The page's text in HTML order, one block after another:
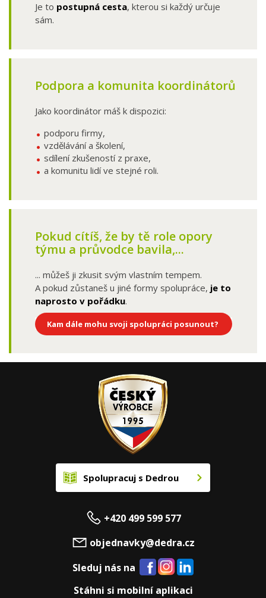
Je to postupná cesta, kterou si každý určuje
sám.
Podpora a komunita koordinátorů
Jako koordinátor máš k dispozici:
podporu firmy,
vzdělávání a školení,
sdílení zkušeností z praxe,
a komunitu lidí ve stejné roli.
Pokud cítíš, že by tě role opory
týmu a průvodce bavila,...
... můžeš ji zkusit svým vlastním tempem.
A pokud zůstaneš u jiné formy spolupráce, je to
naprosto v pořádku.
Kam dále mohu svoji spolupráci posunout?
Spolupracuj s Dedrou
+420 499 599 577
objednavky@dedra.cz
Sleduj nás na
Stáhni si mobilní aplikaci